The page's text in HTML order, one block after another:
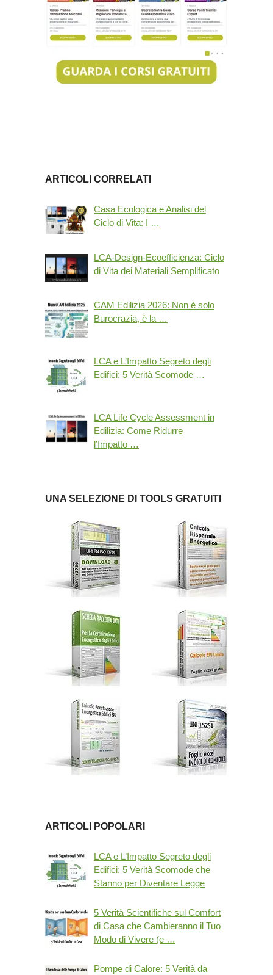
ARTICOLI CORRELATI
Casa Ecologica e Analisi del
Ciclo di Vita: I …
LCA-Design-Ecoefficienza: Ciclo
di Vita dei Materiali Semplificato
CAM Edilizia 2026: Non è solo
Burocrazia, è la …
LCA e L’Impatto Segreto degli
Edifici: 5 Verità Scomode …
LCA Life Cycle Assessment in
Edilizia: Come Ridurre
l’Impatto …
UNA SELEZIONE DI TOOLS GRATUITI
ARTICOLI POPOLARI
LCA e L’Impatto Segreto degli
Edifici: 5 Verità Scomode che
Stanno per Diventare Legge
5 Verità Scientifiche sul Comfort
di Casa che Cambieranno il Tuo
Modo di Vivere (e …
Pompe di Calore: 5 Verità da